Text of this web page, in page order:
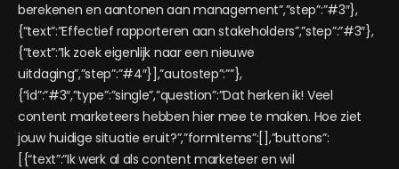
berekenen en aantonen aan management”,”step”:”#3″},
{“text”:”Effectief rapporteren aan stakeholders”,”step”:”#3″},
{“text”:”Ik zoek eigenlijk naar een nieuwe
uitdaging”,”step”:”#4″}],”autostep”:””},
{“id”:”#3″,”type”:”single”,”question”:”Dat herken ik! Veel
content marketeers hebben hier mee te maken. Hoe ziet
jouw huidige situatie eruit?”,”formItems”:[],”buttons”:
[{“text”:”Ik werk al als content marketeer en wil